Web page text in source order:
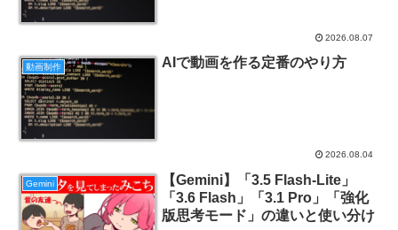
2026.08.07
動画制作 AIで動画を作る定番のやり方
2026.08.04
Gemini
【Gemini】「3.5 Flash-Lite」
「3.6 Flash」「3.1 Pro」「強化
版思考モード」の違いと使い分け